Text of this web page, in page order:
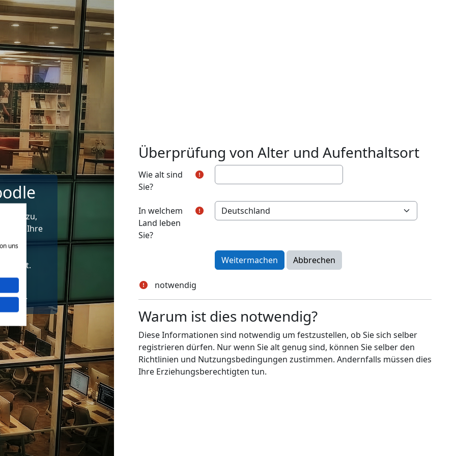
zu,
Sie Ihre
200+
Länder
Überprüfung von Alter und Aufenthaltsort
Wie alt sind
Sie?
In welchem
Land leben
Sie?
notwendig
Warum ist dies notwendig?
Diese Informationen sind notwendig um festzustellen, ob Sie sich selber
registrieren dürfen. Nur wenn Sie alt genug sind, können Sie selber den
Richtlinien und Nutzungsbedingungen zustimmen. Andernfalls müssen dies
Ihre Erziehungsberechtigten tun.
uns